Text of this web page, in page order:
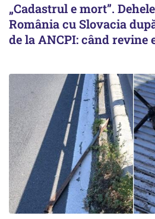
„Cadastrul e mort”.
România cu Slovacia
de la ANCPI: când revine